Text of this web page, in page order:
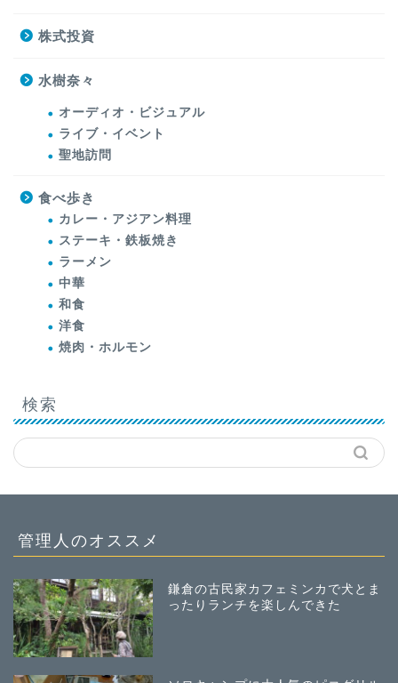
株式投資
水樹奈々
オーディオ・ビジュアル
ライブ・イベント
聖地訪問
食べ歩き
カレー・アジアン料理
ステーキ・鉄板焼き
ラーメン
中華
和食
洋食
焼肉・ホルモン
検索
管理人のオススメ
鎌倉の古民家カフェミンカで犬とま
ったりランチを楽しんできた